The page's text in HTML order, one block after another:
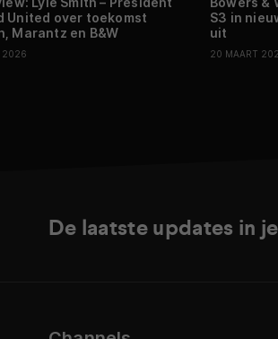
United over toekomst
Marantz en B&W
2026
S3 in
uit
20 MAART
De laatste updates in